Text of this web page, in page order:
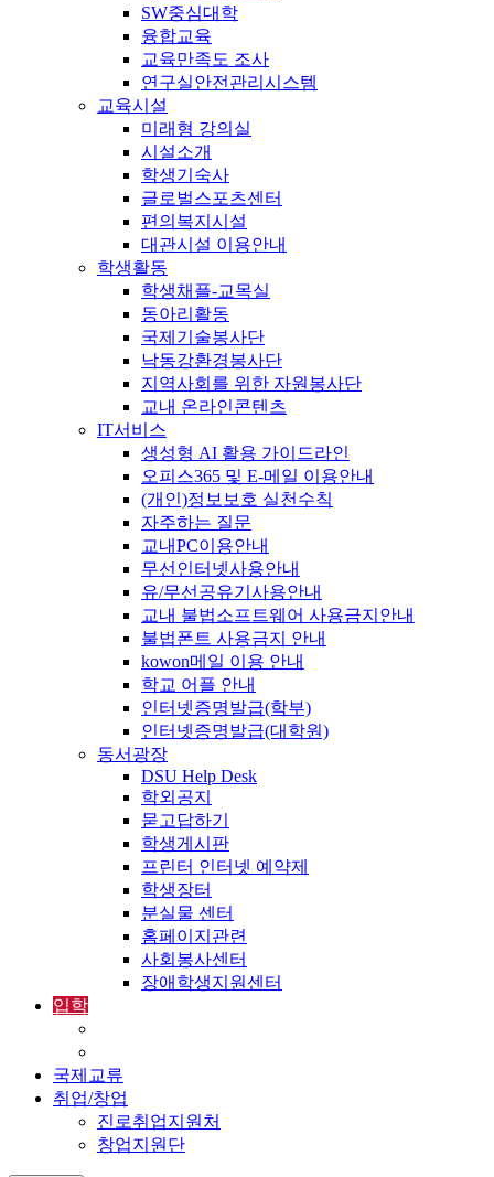
SW중심대학
융합교육
교육만족도 조사
연구실안전관리시스템
교육시설
미래형 강의실
시설소개
학생기숙사
글로벌스포츠센터
편의복지시설
대관시설 이용안내
학생활동
학생채플-교목실
동아리활동
국제기술봉사단
낙동강환경봉사단
지역사회를 위한 자원봉사단
교내 온라인콘텐츠
IT서비스
생성형 AI 활용 가이드라인
오피스365 및 E-메일 이용안내
(개인)정보보호 실천수칙
자주하는 질문
교내PC이용안내
무선인터넷사용안내
유/무선공유기사용안내
교내 불법소프트웨어 사용금지안내
불법폰트 사용금지 안내
kowon메일 이용 안내
학교 어플 안내
인터넷증명발급(학부)
인터넷증명발급(대학원)
동서광장
DSU Help Desk
학외공지
묻고답하기
학생게시판
프린터 인터넷 예약제
학생장터
분실물 센터
홈페이지관련
사회봉사센터
장애학생지원센터
입학
국제교류
취업/창업
진로취업지원처
창업지원단